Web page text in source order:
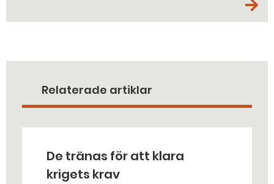
Relaterade artiklar
De tränas för att klara
krigets krav